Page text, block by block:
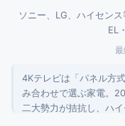
ソニー、LG、ハイセン
EL
4Kテレビは「パネル方
み合わせで選ぶ家電。
二大勢力が拮抗し、ハ